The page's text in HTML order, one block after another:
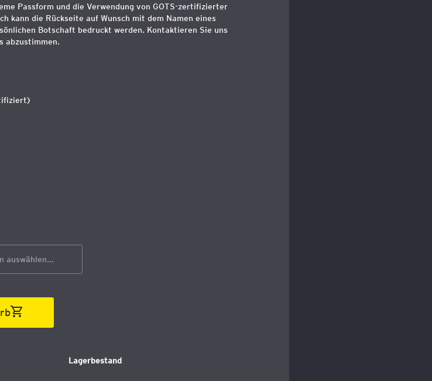
Passform und die Verwendung von GOTS-zertifizierter
kann die Rückseite auf Wunsch mit dem Namen eines
Botschaft bedruckt werden. Kontaktieren Sie uns
abzustimmen.
Lagerbestand